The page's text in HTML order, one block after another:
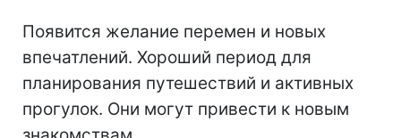
Появится желание перемен и новых
впечатлений. Хороший период для
планирования путешествий и активных
прогулок. Они могут привести к новым